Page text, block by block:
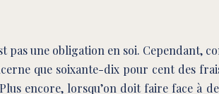
pas une obligation en soi. Cependant,
que soixante-dix pour cent des
encore, lorsqu’on doit faire face à